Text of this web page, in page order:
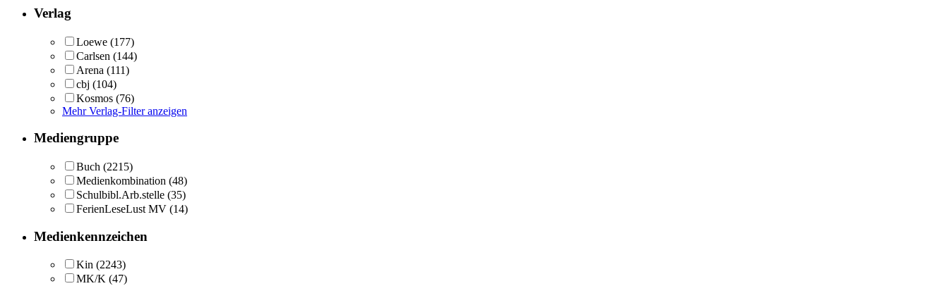
Verlag
Loewe (177)
Carlsen (144)
Arena (111)
cbj (104)
Kosmos (76)
Mehr Verlag-Filter anzeigen
Mediengruppe
Buch (2215)
Medienkombination (48)
Schulbibl.Arb.stelle (35)
FerienLeseLust MV (14)
Medienkennzeichen
Kin (2243)
MK/K (47)